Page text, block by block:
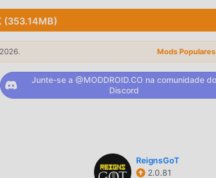
fãs ao redor do mundo que ama jogos de card .
por ser o maior site do mundo para baixar jogos
jogos, para que você possa focar em aproveitar
do Phase 10irá cobrar nenhuma tarifa dos
o moddroid client para baixar e instalar o
o moddroid e jogue!
tem atraído um grande número de fãs ao redor do
você apenas precisa ir ao tutorial para iniciante
trazida pelo clássico jogo de card Phase 10
(353.14MB)
Mods
Junte-se a @MODDROID.CO na comunidade do
Discord
ReignsGoT
2.0.81